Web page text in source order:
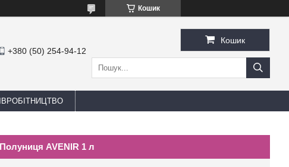
Кошик
+380 (50) 254-94-12
Кошик
AVENIR 1 л